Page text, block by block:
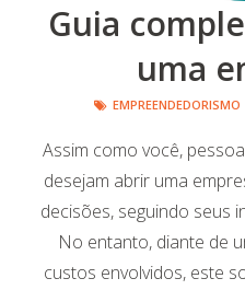
Guia
uma
EMPREENDEDORISMO
Assim como você,
desejam abrir uma
decisões, seguindo seus
No entanto, diante de
custos envolvidos, este